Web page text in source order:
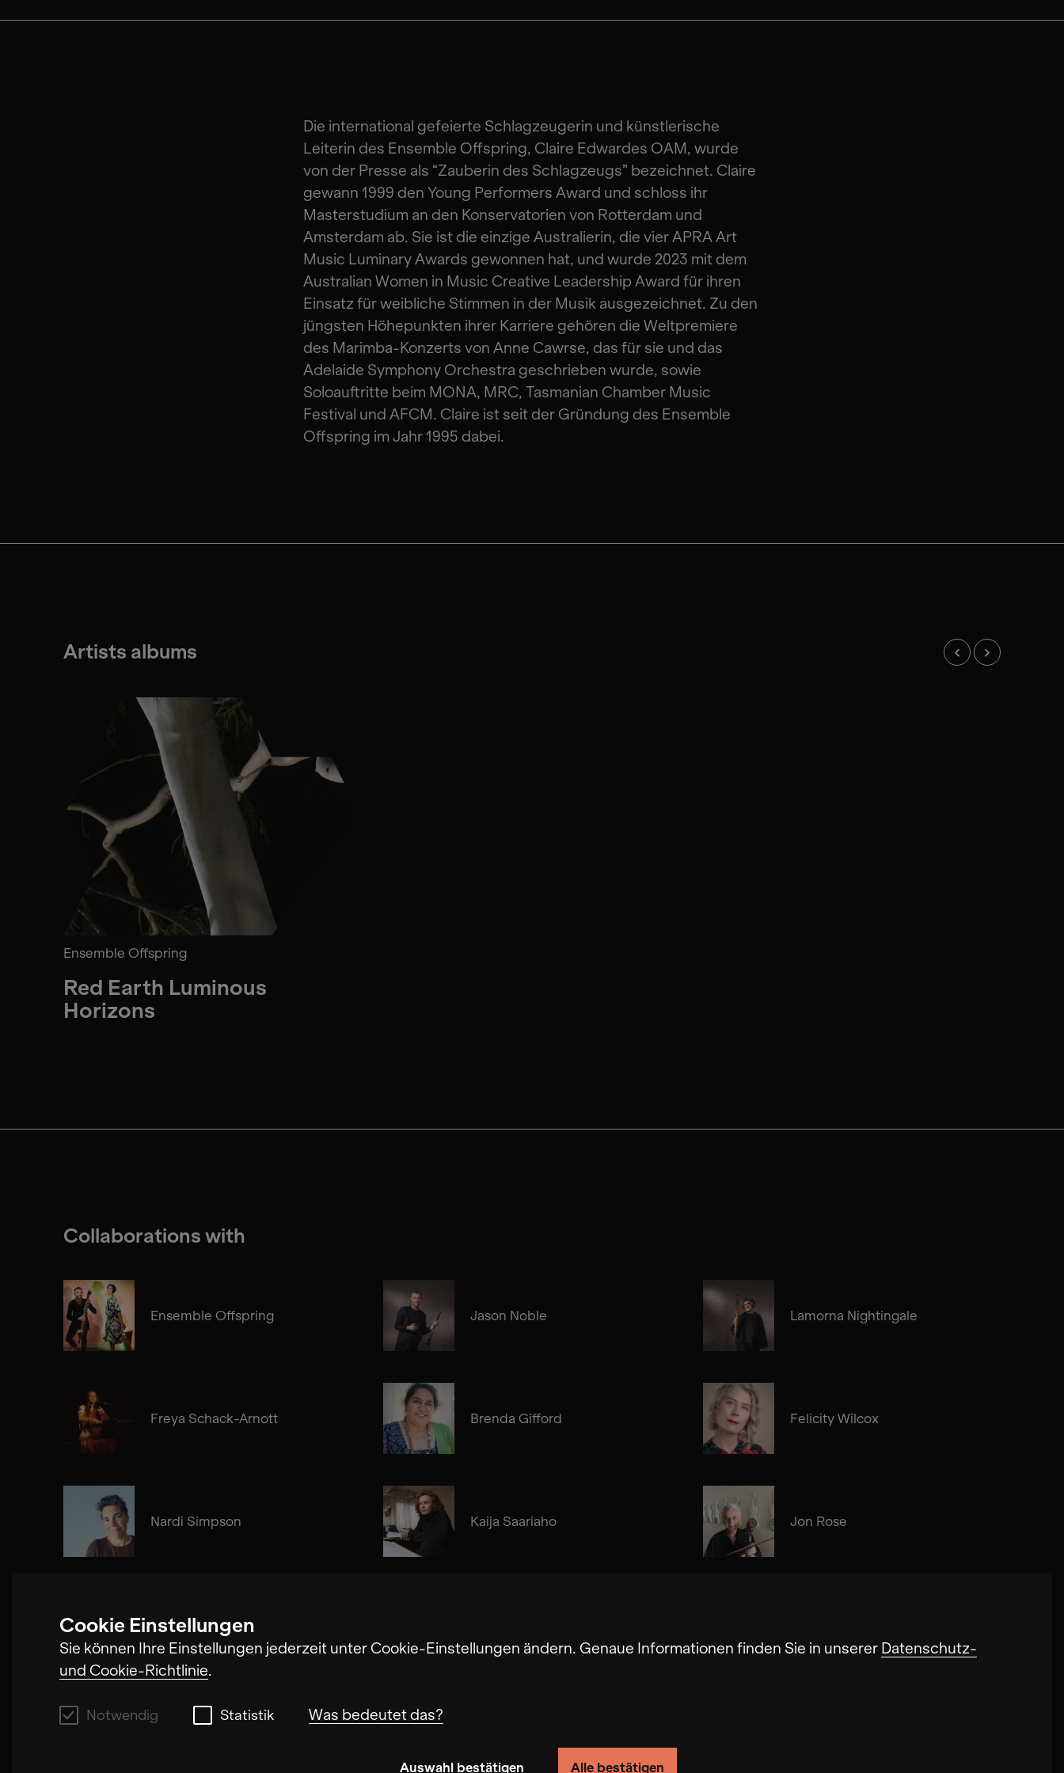
Cookie Einstellungen
Sie können Ihre Einstellungen jederzeit unter Cookie-Einstellungen ändern. Genaue Informationen finden Sie in unserer Datenschutz-
und Cookie-Richtlinie.
Notwendig Statistik Was bedeutet das?
Auswahl bestätigen Alle bestätigen
Die international gefeierte Schlagzeugerin und künstlerische
Leiterin des Ensemble Offspring, Claire Edwardes OAM, wurde
von der Presse als “Zauberin des Schlagzeugs” bezeichnet. Claire
gewann 1999 den Young Performers Award und schloss ihr
Masterstudium an den Konservatorien von Rotterdam und
Amsterdam ab. Sie ist die einzige Australierin, die vier APRA Art
Music Luminary Awards gewonnen hat, und wurde 2023 mit dem
Australian Women in Music Creative Leadership Award für ihren
Einsatz für weibliche Stimmen in der Musik ausgezeichnet. Zu den
jüngsten Höhepunkten ihrer Karriere gehören die Weltpremiere
des Marimba-Konzerts von Anne Cawrse, das für sie und das
Adelaide Symphony Orchestra geschrieben wurde, sowie
Soloauftritte beim MONA, MRC, Tasmanian Chamber Music
Festival und AFCM. Claire ist seit der Gründung des Ensemble
Offspring im Jahr 1995 dabei.
Artists albums
Ensemble Offspring
Red Earth Luminous
Horizons
Collaborations with
Ensemble Offspring Jason Noble Lamorna Nightingale
Freya Schack-Arnott Brenda Gifford Felicity Wilcox
Nardi Simpson Kaija Saariaho Jon Rose
Hollis Taylor